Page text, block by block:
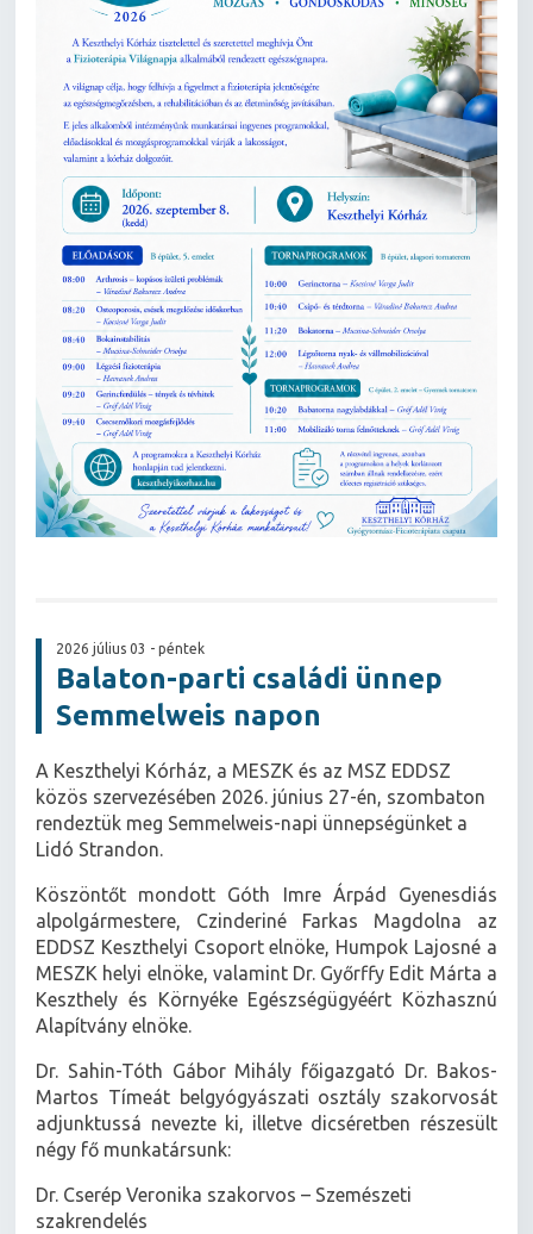
2026 július 03 - péntek
Balaton-parti családi ünnep
Semmelweis napon
A Keszthelyi Kórház, a MESZK és az MSZ EDDSZ
közös szervezésében 2026. június 27-én, szombaton
rendeztük meg Semmelweis-napi ünnepségünket a
Lidó Strandon.
Köszöntőt mondott Góth Imre Árpád Gyenesdiás
alpolgármestere, Czinderiné Farkas Magdolna az
EDDSZ Keszthelyi Csoport elnöke, Humpok Lajosné a
MESZK helyi elnöke, valamint Dr. Győrffy Edit Márta a
Keszthely és Környéke Egészségügyéért Közhasznú
Alapítvány elnöke.
Dr. Sahin-Tóth Gábor Mihály főigazgató Dr. Bakos-
Martos Tímeát belgyógyászati osztály szakorvosát
adjunktussá nevezte ki, illetve dicséretben részesült
négy fő munkatársunk:
Dr. Cserép Veronika szakorvos – Szemészeti
szakrendelés